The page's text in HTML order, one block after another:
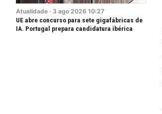
Atualidade · 3 ago 2026 10:27
UE abre concurso para sete gigafábricas de
IA. Portugal prepara candidatura ibérica